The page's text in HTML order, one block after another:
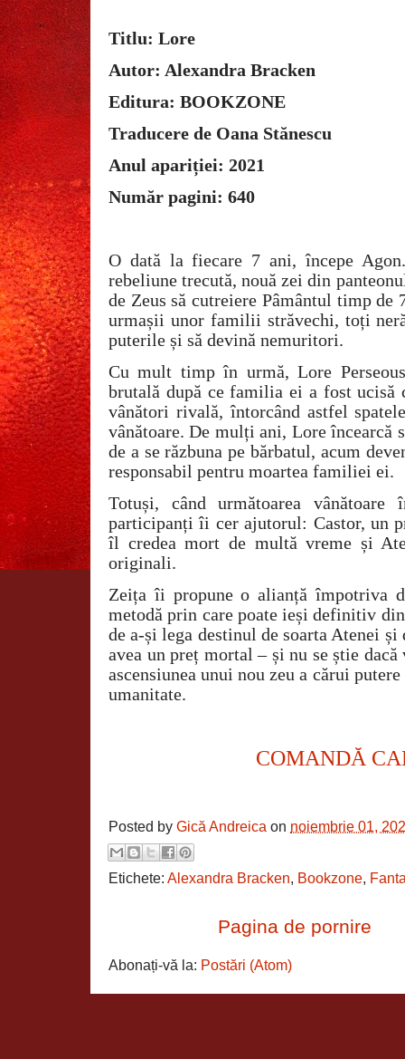
Titlu: Lore
Autor: Alexandra Bracken
Editura: BOOKZONE
Traducere de Oana Stănescu
Anul apariției: 2021
Număr pagini: 640
O dată la fiecare 7 ani, începe
rebeliune trecută, nouă zei din
de Zeus să cutreiere Pâmântul timp
urmașii unor familii străvechi, toți
puterile și să devină nemuritori.
Cu mult timp în urmă, Lore
brutală după ce familia ei a fost
vânători rivală, întorcând astfel
vânătoare. De mulți ani, Lore încearcă
de a se răzbuna pe bărbatul, acum
responsabil pentru moartea familiei ei.
Totuși, când următoarea
participanți îi cer ajutorul: Castor, un
îl credea mort de multă vreme și
originali.
Zeița îi propune o alianță împotriva
metodă prin care poate ieși definitiv
de a-și lega destinul de soarta Atenei și
avea un preț mortal – și nu se știe
ascensiunea unui nou zeu a cărui
umanitate.
COMANDĂ
Posted by Gică Andreica on noiembrie 01,
Etichete: Alexandra Bracken, Bookzone,
Pagina de pornire
Abonați-vă la: Postări (Atom)